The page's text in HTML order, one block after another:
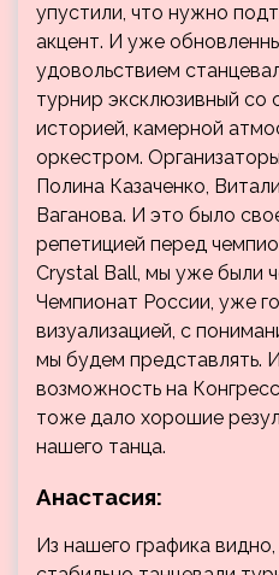
упустили, что нужно
акцент. И уже
удовольствием
турнир эксклюзивный со
историей, камерной
оркестром.
Полина Казаченко,
Ваганова. И это было
репетицией перед
Crystal Ball, мы уже были
Чемпионат России, уже
визуализацией, с
мы будем представлять.
возможность на
тоже дало хорошие
нашего танца.
Анастасия:
Из нашего графика